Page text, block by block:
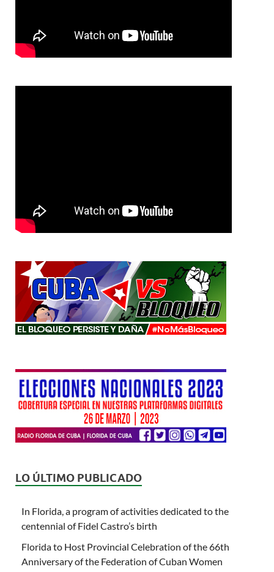
LO ÚLTIMO PUBLICADO
In Florida, a program of activities dedicated to the
centennial of Fidel Castro’s birth
Florida to Host Provincial Celebration of the 66th
Anniversary of the Federation of Cuban Women